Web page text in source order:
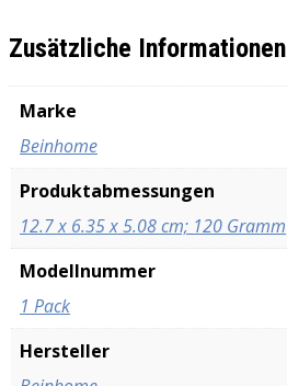
Zusätzliche Informationen
Marke
‎Beinhome
Produktabmessungen
‎12.7 x 6.35 x 5.08 cm; 120 Gramm
Modellnummer
‎1 Pack
Hersteller